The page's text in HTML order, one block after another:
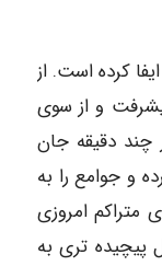
کرده است. از
و از سوی
چند دقیقه جان
و جوامع را به
متراکم امروزی
پیچیده تری به